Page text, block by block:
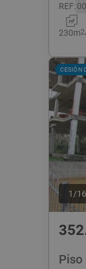
REF:
230m2
1 /16
CESIÓN
Piso